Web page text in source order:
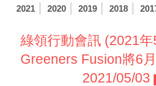
2021
2020 2019 2018
綠領行動會訊 (2021
Greeners Fusion將6
2021/05/03